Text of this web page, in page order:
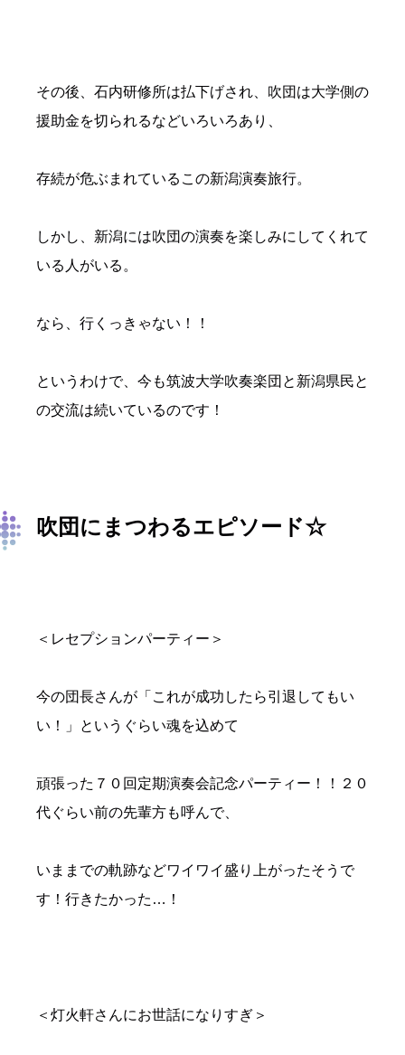
その後、石内研修所は払下げされ、吹団は大学側の
援助金を切られるなどいろいろあり、
存続が危ぶまれているこの新潟演奏旅行。
しかし、新潟には吹団の演奏を楽しみにしてくれて
いる人がいる。
なら、行くっきゃない！！
というわけで、今も筑波大学吹奏楽団と新潟県民と
の交流は続いているのです！
吹団にまつわるエピソード☆
＜レセプションパーティー＞
今の団長さんが「これが成功したら引退してもい
い！」というぐらい魂を込めて
頑張った７０回定期演奏会記念パーティー！！２０
代ぐらい前の先輩方も呼んで、
いままでの軌跡などワイワイ盛り上がったそうで
す！行きたかった…！
＜灯火軒さんにお世話になりすぎ＞